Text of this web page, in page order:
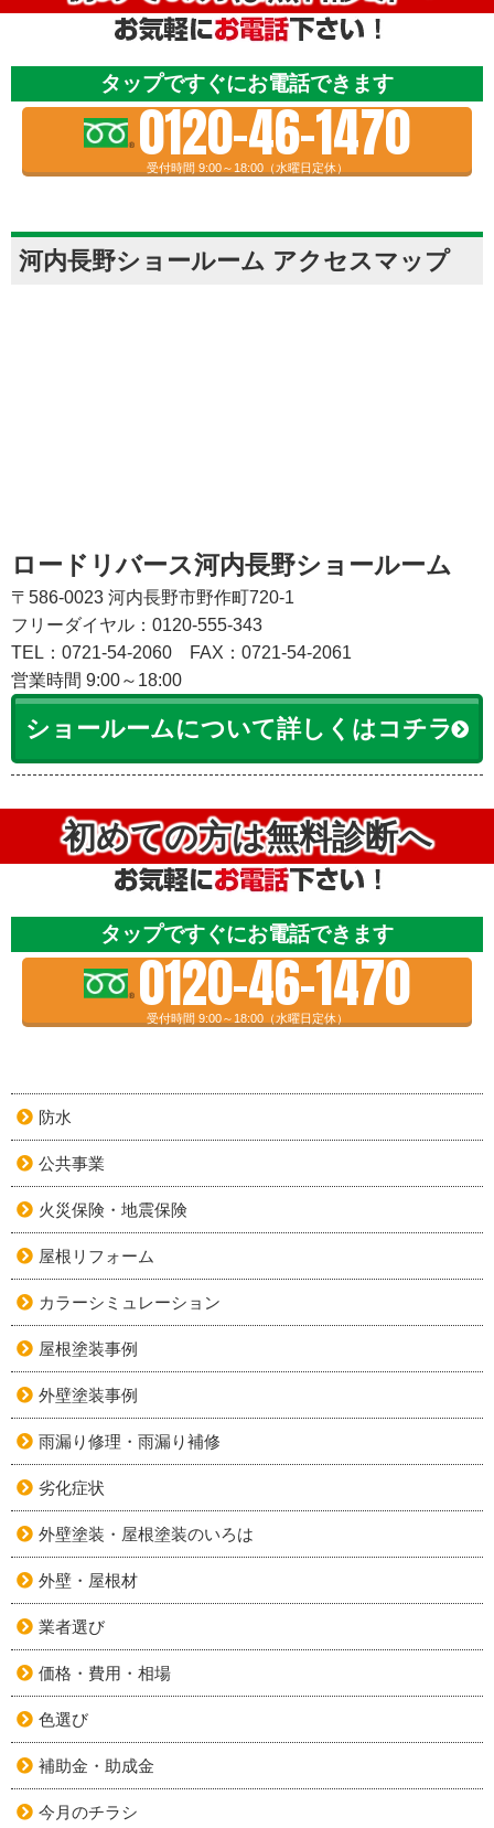
タップですぐにお電話できます
0120-46-1470
受付時間 9:00～18:00（水曜日定休）
河内長野ショールーム アクセスマップ
ロードリバース河内長野ショールーム
〒586-0023 河内長野市野作町720-1
フリーダイヤル：0120-555-343
TEL：0721-54-2060
FAX：0721-54-2061
営業時間 9:00～18:00
ショールームについて詳しくはコチラ
初めての方は無料診断へ
タップですぐにお電話できます
0120-46-1470
受付時間 9:00～18:00（水曜日定休）
防水
公共事業
火災保険・地震保険
屋根リフォーム
カラーシミュレーション
屋根塗装事例
外壁塗装事例
雨漏り修理・雨漏り補修
劣化症状
外壁塗装・屋根塗装のいろは
外壁・屋根材
業者選び
価格・費用・相場
色選び
補助金・助成金
今月のチラシ